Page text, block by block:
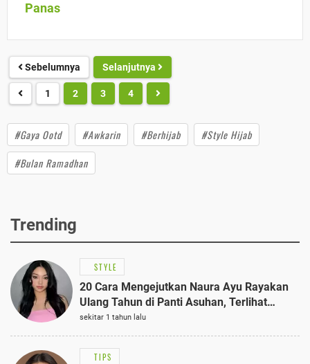
Panas
Sebelumnya Selanjutnya
1 2 3 4
#Gaya Ootd #Awkarin #Berhijab
#Style Hijab
#Bulan Ramadhan
Trending
STYLE
20 Cara Mengejutkan Naura Ayu Rayakan
Ulang Tahun di Panti Asuhan, Terlihat
Anggun dengan Kaftan Cokelat
sekitar 1 tahun lalu
TIPS